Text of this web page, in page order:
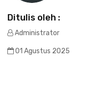
Ditulis oleh :
Administrator
01 Agustus 2025